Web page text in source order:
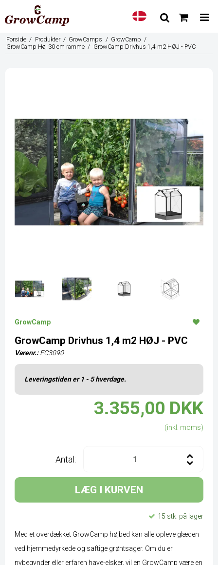
Forside / Produkter / GrowCamps / GrowCamp /
GrowCamp Høj 30 cm ramme / GrowCamp Drivhus 1,4 m2 HØJ - PVC
GrowCamp
GrowCamp Drivhus 1,4 m2 HØJ - PVC
Varenr.: FC3090
Leveringstiden er 1 - 5 hverdage.
3.355,00 DKK
(inkl. moms)
Antal:
LÆG I KURVEN
15 stk. på lager
Med et overdækket GrowCamp højbed kan alle opleve glæden
ved hjemmedyrkede og saftige grøntsager. Om du er
nybegynder eller erfaren have-elsker, vil en GrowCamp være en